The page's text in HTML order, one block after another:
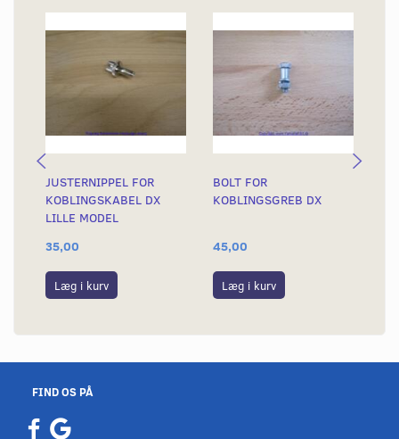
JUSTERNIPPEL FOR
KOBLINGSKABEL DX
LILLE MODEL
35,00
Læg i kurv
BOLT FOR
KOBLINGSGREB DX
45,00
Læg i kurv
FIND OS PÅ